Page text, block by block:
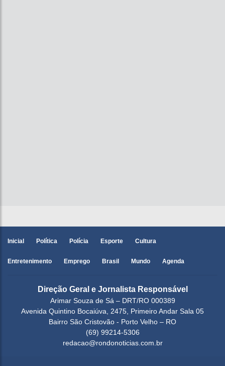
Inicial Política Polícia Esporte Cultura
Entretenimento Emprego Brasil Mundo Agenda
Direção Geral e Jornalista Responsável
Arimar Souza de Sá – DRT/RO 000389
Avenida Quintino Bocaiúva, 2475, Primeiro Andar Sala 05
Bairro São Cristovão - Porto Velho – RO
(69) 99214-5306
redacao@rondonoticias.com.br